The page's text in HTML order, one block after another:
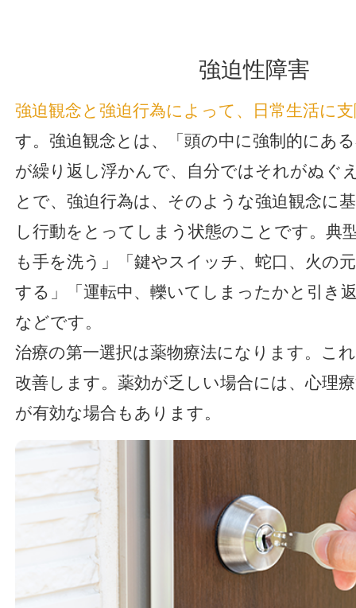
強迫性障害
強迫観念と強迫行為によって、日常生活に
す。強迫観念とは、「頭の中に強制的にあ
が繰り返し浮かんで、自分ではそれがぬぐ
とで、強迫行為は、そのような強迫観念に
し行動をとってしまう状態のことです。典
も手を洗う」「鍵やスイッチ、蛇口、火の
する」「運転中、轢いてしまったかと引き
などです。
治療の第一選択は薬物療法になります。こ
改善します。薬効が乏しい場合には、心理
が有効な場合もあります。